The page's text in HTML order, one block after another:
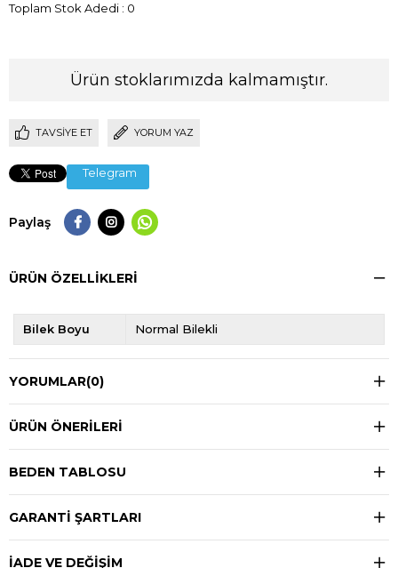
Toplam Stok Adedi : 0
Ürün stoklarımızda kalmamıştır.
TAVSIYE ET YORUM YAZ
Telegram
Paylaş
ÜRÜN ÖZELLIKLERI
Bilek Boyu Normal Bilekli
YORUMLAR(0)
ÜRÜN ÖNERILERI
BEDEN TABLOSU
GARANTİ ŞARTLARI
İADE VE DEĞİŞİM